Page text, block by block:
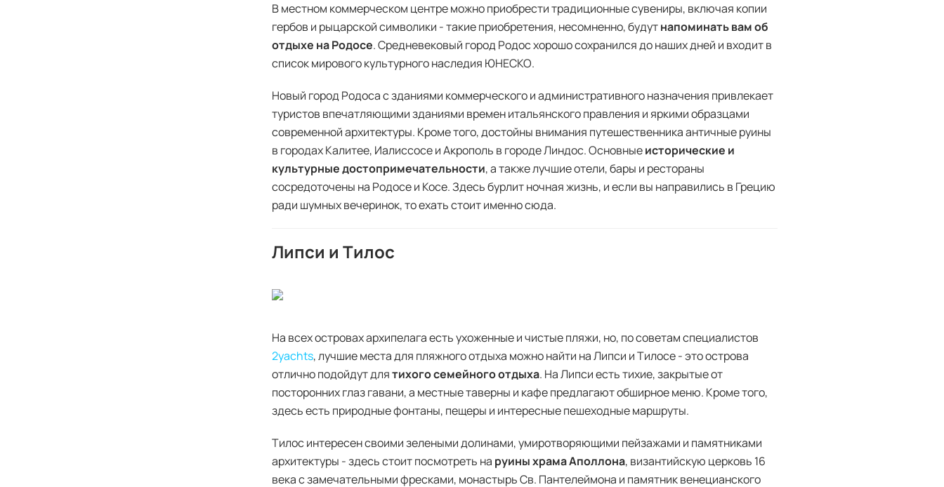
В местном коммерческом центре можно приобрести традиционные сувениры, включая копии
гербов и рыцарской символики - такие приобретения, несомненно, будутнапоминать вам об
отдыхе на Родосе. Средневековый город Родос хорошо сохранился до наших дней и входит в
список мирового культурного наследия ЮНЕСКО.
Новый город Родоса с зданиями коммерческого и административного назначения привлекает
туристов впечатляющими зданиями времен итальянского правления и яркими образцами
современной архитектуры. Кроме того, достойны внимания путешественника античные руины
в городах Калитее, Иалиссосе и Акрополь в городе Линдос. Основныеисторические и
культурные достопримечательности, а также лучшие отели, бары и рестораны
сосредоточены на Родосе и Косе. Здесь бурлит ночная жизнь, и если вы направились в Грецию
ради шумных вечеринок, то ехать стоит именно сюда.
Липси и Тилос
На всех островах архипелага есть ухоженные и чистые пляжи, но, по советам специалистов
2yachts, лучшие места для пляжного отдыха можно найти на Липси и Тилосе - это острова
отлично подойдут длятихого семейного отдыха. На Липси есть тихие, закрытые от
посторонних глаз гавани, а местные таверны и кафе предлагают обширное меню. Кроме того,
здесь есть природные фонтаны, пещеры и интересные пешеходные маршруты.
Тилос интересен своими зелеными долинами, умиротворяющими пейзажами и памятниками
архитектуры - здесь стоит посмотреть на руины храма Аполлона, византийскую церковь 16
века с замечательными фресками, монастырь Св. Пантелеймона и памятник венецианского